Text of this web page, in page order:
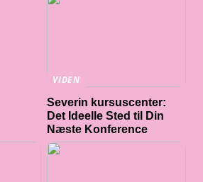
VIDEN
Severin kursuscenter:
Det Ideelle Sted til Din
Næste Konference